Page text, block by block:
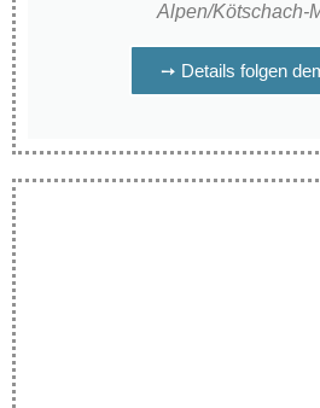
Alpen/Kötschach-
➙ Details folgen